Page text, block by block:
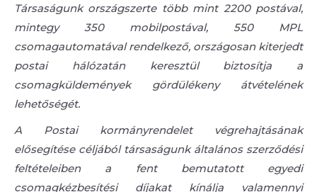
Társaságunk országszerte több mint 2200 postával,
mintegy 350 mobilpostával, 550 MPL
csomagautomatával rendelkező, országosan kiterjedt
postai hálózatán keresztül biztosítja a
csomagküldemények gördülékeny átvételének
lehetőségét.
A Postai kormányrendelet végrehajtásának
elősegítése céljából társaságunk általános szerződési
feltételeiben a fent bemutatott egyedi
csomagkézbesítési díjakat kínálja valamennyi